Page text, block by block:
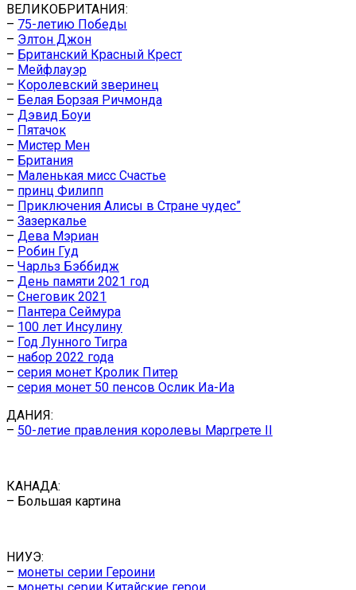
ВЕЛИКОБРИТАНИЯ:
– 75-летию Победы
– Элтон Джон
– Британский Красный Крест
– Мейфлауэр
– Королевский зверинец
– Белая Борзая Ричмонда
– Дэвид Боуи
– Пятачок
– Мистер Мен
– Британия
– Маленькая мисс Счастье
– принц Филипп
– Приключения Алисы в Стране чудес”
– Зазеркалье
– Дева Мэриан
– Робин Гуд
– Чарльз Бэббидж
– День памяти 2021 год
– Снеговик 2021
– Пантера Сеймура
– 100 лет Инсулину
– Год Лунного Тигра
– набор 2022 года
– серия монет Кролик Питер
– серия монет 50 пенсов Ослик Иа-Иа
ДАНИЯ:
– 50-летие правления королевы Маргрете II
КАНАДА:
– Большая картина
НИУЭ:
– монеты серии Героини